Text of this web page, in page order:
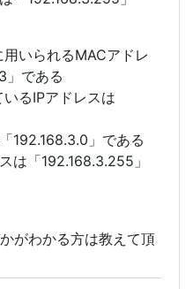
用いられるMACアドレ
」である
いるIPアドレスは
192.168.3.0」である
は「192.168.3.255」
がわかる方は教えて頂